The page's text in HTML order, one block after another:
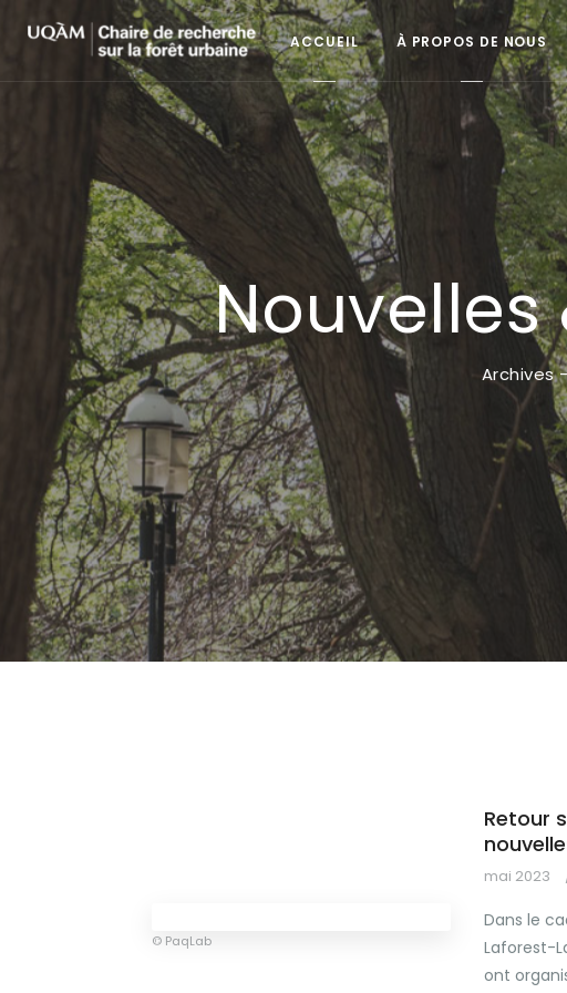
ACCUEIL À PROPOS DE NOUS
Archives
© PaqLab
Retour
mai 2023
Dans le
Laforest-
ont